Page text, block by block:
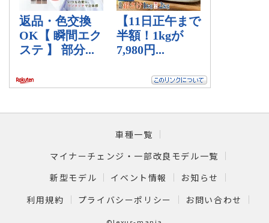
車種一覧
マイナーチェンジ・一部改良モデル一覧
新型モデル
イベント情報
お知らせ
利用規約
プライバシーポリシー お問い合わせ